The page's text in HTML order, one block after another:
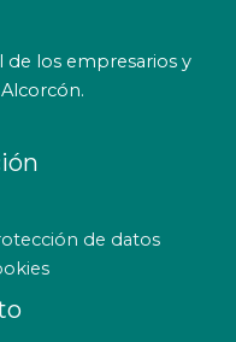
de los empresarios y
de datos